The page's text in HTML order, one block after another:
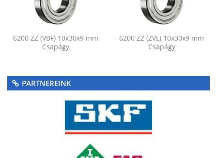
6200 ZZ (VBF) 10x30x9 mm
Csapágy
6200 ZZ (ZVL) 10x30x9 mm
Csapágy
PARTNEREINK